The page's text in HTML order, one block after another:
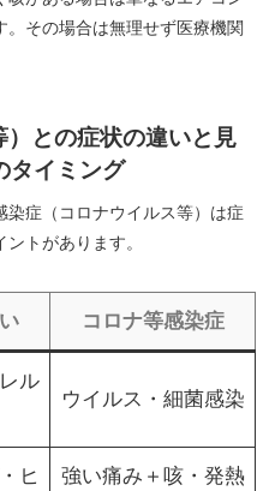
その場合は無理せず医療機関
との症状の違いと見
タイミング
症（コロナウイルス等）は症
トがあります。
コロナ等感染症
ル
ウイルス・細菌感染
ヒ 強い痛み＋咳・発熱